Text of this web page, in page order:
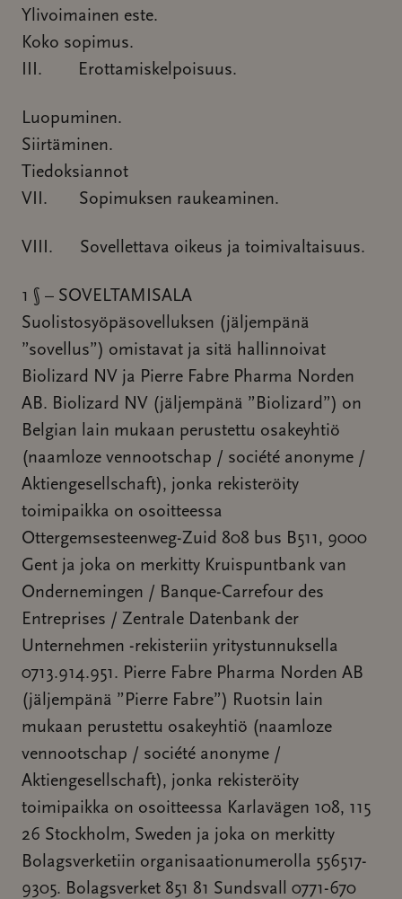
Ylivoimainen este.
Koko sopimus.
III. Erottamiskelpoisuus.
Luopuminen.
Siirtäminen.
Tiedoksiannot
VII. Sopimuksen raukeaminen.
VIII. Sovellettava oikeus ja toimivaltaisuus.
1 § – SOVELTAMISALA
Suolistosyöpäsovelluksen (jäljempänä
”sovellus”) omistavat ja sitä hallinnoivat
Biolizard NV ja Pierre Fabre Pharma Norden
AB. Biolizard NV (jäljempänä ”Biolizard”) on
Belgian lain mukaan perustettu osakeyhtiö
(naamloze vennootschap / société anonyme /
Aktiengesellschaft), jonka rekisteröity
toimipaikka on osoitteessa
Ottergemsesteenweg-Zuid 808 bus B511, 9000
Gent ja joka on merkitty Kruispuntbank van
Ondernemingen / Banque-Carrefour des
Entreprises / Zentrale Datenbank der
Unternehmen -rekisteriin yritystunnuksella
0713.914.951. Pierre Fabre Pharma Norden AB
(jäljempänä ”Pierre Fabre”) Ruotsin lain
mukaan perustettu osakeyhtiö (naamloze
vennootschap / société anonyme /
Aktiengesellschaft), jonka rekisteröity
toimipaikka on osoitteessa Karlavägen 108, 115
26 Stockholm, Sweden ja joka on merkitty
Bolagsverketiin organisaationumerolla 556517-
9305. Bolagsverket 851 81 Sundsvall 0771-670